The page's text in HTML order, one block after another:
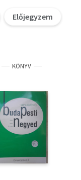
Előjegyzem
KÖNYV